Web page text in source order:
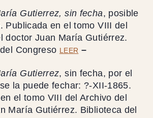
Gutierrez, sin fecha, posible
Publicada en el tomo VIII del
doctor Juan María Gutiérrez.
Congreso LEER –
Gutierrez, sin fecha, por el
la puede fechar: ?-XII-1865.
el tomo VIII del Archivo del
María Gutiérrez. Biblioteca del